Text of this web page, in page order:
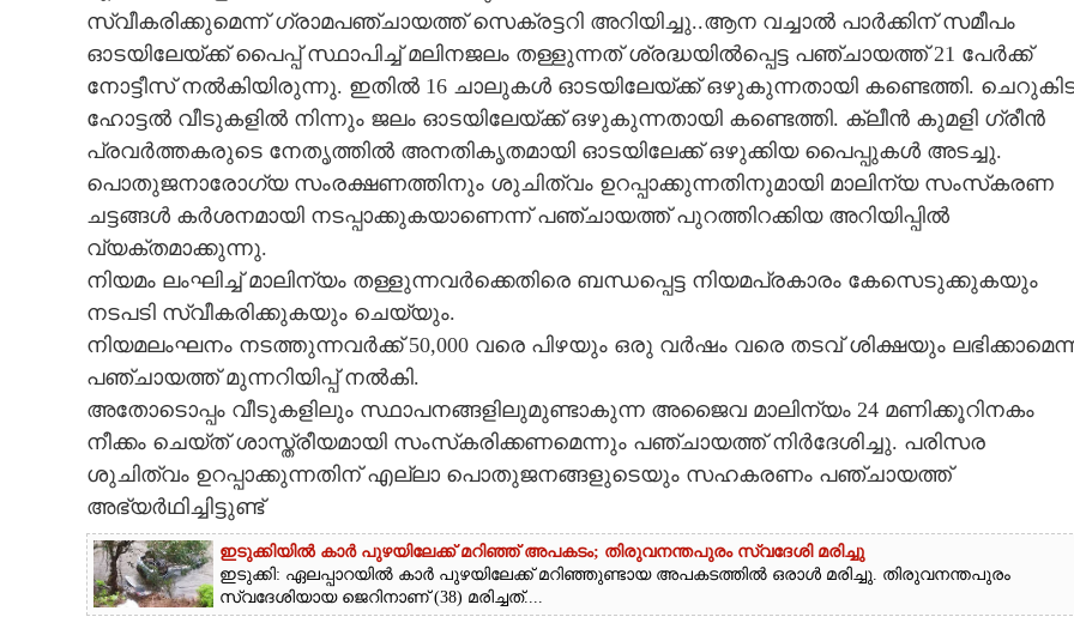
CONTACT US
സ്വീകരിക്കുമെന്ന് ഗ്രാമപഞ്ചായത്ത് സെക്രട്ടറി അറിയിച്ചു..ആന വച്ചാൽ പാർക്കിന് സമീപം
ഓടയിലേയ്ക്ക് പൈപ്പ് സ്ഥാപിച്ച് മലിനജലം തള്ളുന്നത് ശ്രദ്ധയിൽപ്പെട്ട പഞ്ചായത്ത് 21 പേർക്ക്
നോട്ടീസ് നൽകിയിരുന്നു. ഇതിൽ 16 ചാലുകൾ ഓടയിലേയ്ക്ക് ഒഴുകുന്നതായി കണ്ടെത്തി.
ഹോട്ടൽ വീടുകളിൽ നിന്നും ജലം ഓടയിലേയ്ക്ക് ഒഴുകുന്നതായി കണ്ടെത്തി. ക്ലീൻ കുമളി ഗ്രീൻ
പ്രവർത്തകരുടെ നേതൃത്തിൽ അനതികൃതമായി ഓടയിലേക്ക് ഒഴുക്കിയ പൈപ്പുകൾ അടച്ചു.
പൊതുജനാരോഗ്യ സംരക്ഷണത്തിനും ശുചിത്വം ഉറപ്പാക്കുന്നതിനുമായി മാലിന്യ സംസ്‌കരണ
ചട്ടങ്ങൾ കർശനമായി നടപ്പാക്കുകയാണെന്ന് പഞ്ചായത്ത് പുറത്തിറക്കിയ അറിയിപ്പിൽ
വ്യക്തമാക്കുന്നു.
നിയമം ലംഘിച്ച് മാലിന്യം തള്ളുന്നവർക്കെതിരെ ബന്ധപ്പെട്ട നിയമപ്രകാരം കേസെടുക്കുകയും
നടപടി സ്വീകരിക്കുകയും ചെയ്യും.
നിയമലംഘനം നടത്തുന്നവർക്ക് 50,000 വരെ പിഴയും ഒരു വർഷം വരെ തടവ് ശിക്ഷയും
പഞ്ചായത്ത് മുന്നറിയിപ്പ് നൽകി.
അതോടൊപ്പം വീടുകളിലും സ്ഥാപനങ്ങളിലുമുണ്ടാകുന്ന അജൈവ മാലിന്യം 24 മണിക്കൂറിനകം
നീക്കം ചെയ്ത് ശാസ്ത്രീയമായി സംസ്‌കരിക്കണമെന്നും പഞ്ചായത്ത് നിർദേശിച്ചു. പരിസര
ശുചിത്വം ഉറപ്പാക്കുന്നതിന് എല്ലാ പൊതുജനങ്ങളുടെയും സഹകരണം പഞ്ചായത്ത്
അഭ്യർഥിച്ചിട്ടുണ്ട്
ഇടുക്കിയിൽ കാർ പുഴയിലേക്ക് മറിഞ്ഞ് അപകടം; തിരുവനന്തപുരം സ്വദേശി മരിച്ചു
ഇടുക്കി: ഏലപ്പാറയിൽ കാർ പുഴയിലേക്ക് മറിഞ്ഞുണ്ടായ അപകടത്തിൽ ഒരാൾ മരിച്ചു. തിരുവനന്തപുരം
സ്വദേശിയായ ജെറിനാണ് (38)​ മരിച്ചത്....